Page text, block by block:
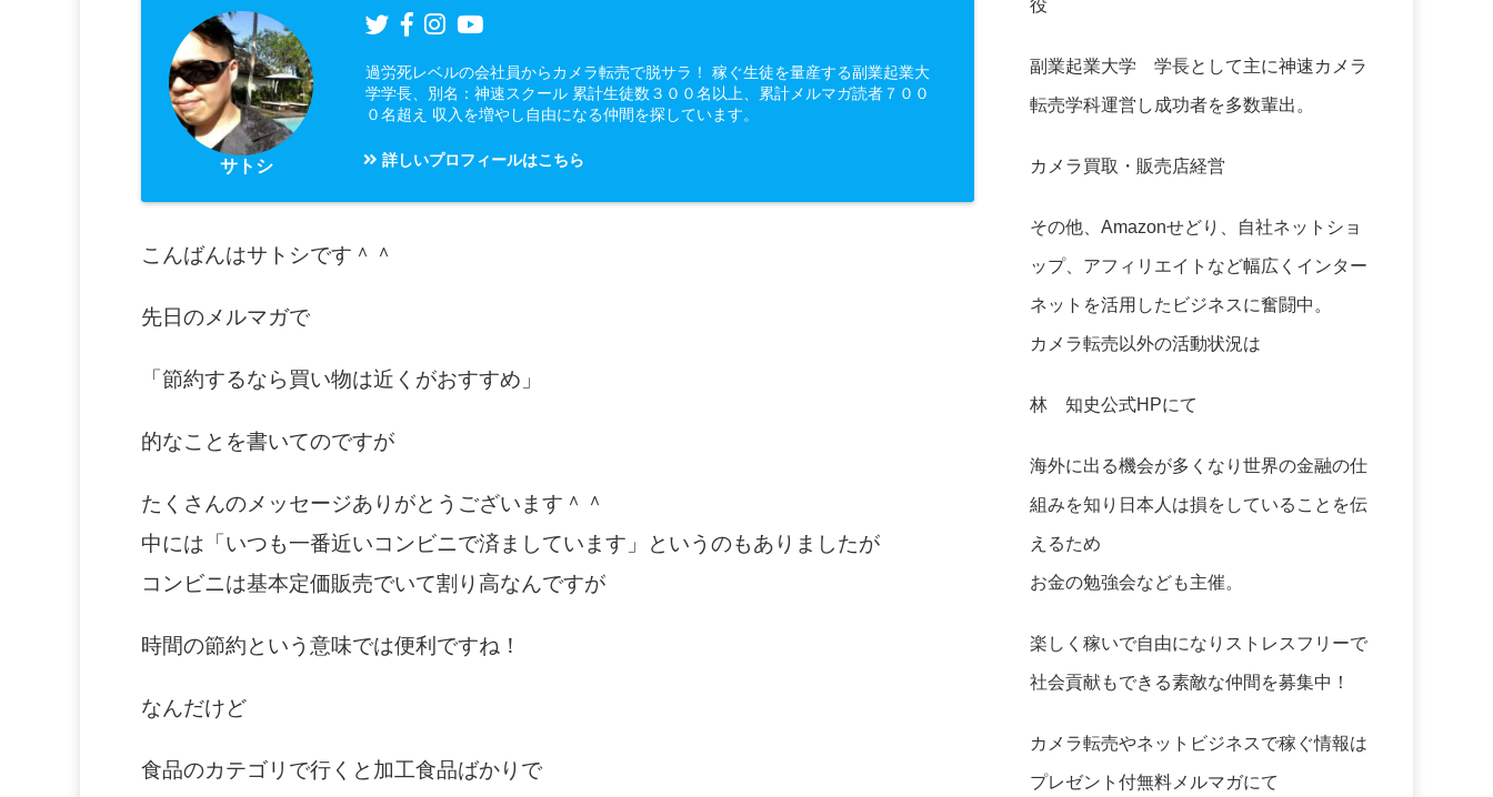
サトシ
過労死レベルの会社員からカメラ転売で脱サラ！ 稼ぐ生徒を量産する副業起業大
学学長、別名：神速スクール 累計生徒数３００名以上、累計メルマガ読者７００
０名超え 収入を増やし自由になる仲間を探しています。
詳しいプロフィールはこちら
こんばんはサトシです＾＾
先日のメルマガで
「節約するなら買い物は近くがおすすめ」
的なことを書いてのですが
たくさんのメッセージありがとうございます＾＾
中には「いつも一番近いコンビニで済ましています」というのもありましたが
コンビニは基本定価販売でいて割り高なんですが
時間の節約という意味では便利ですね！
なんだけど
食品のカテゴリで行くと加工食品ばかりで
役
副業起業大学 学長として主に神速カメラ
転売学科運営し成功者を多数輩出。
カメラ買取・販売店経営
その他、Amazonせどり、自社ネットショ
ップ、アフィリエイトなど幅広くインター
ネットを活用したビジネスに奮闘中。
カメラ転売以外の活動状況は
林 知史公式HPにて
海外に出る機会が多くなり世界の金融の仕
組みを知り日本人は損をしていることを伝
えるため
お金の勉強会なども主催。
楽しく稼いで自由になりストレスフリーで
社会貢献もできる素敵な仲間を募集中！
カメラ転売やネットビジネスで稼ぐ情報は
プレゼント付無料メルマガにて